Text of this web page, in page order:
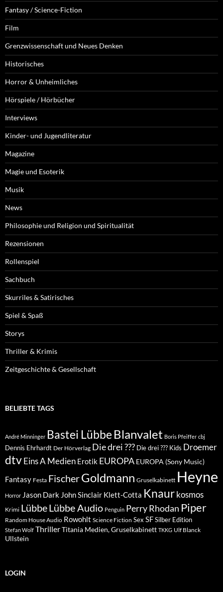
Fantasy / Science-Fiction
Film
Grenzwissenschaft und Neues Denken
Historisches
Horror & Unheimliches
Hörspiele / Hörbücher
Interviews
Kinder- und Jugendliteratur
Magazine
Magie und Esoterik
Musik
News
Philosophie und Religion und Spiritualität
Rezensionen
Rollenspiel
Sachbuch
Skurriles & Satirisches
Spiel & Spaß
Storys
Thriller & Krimis
Zeitgeschichte & Gesellschaft
BELIEBTE TAGS
André Minninger Bastei Lübbe Blanvalet Boris Pfeiffer cbj
Dennis Ehrhardt Der Hörverlag Die drei ??? Die drei ??? Kids Droemer
dtvEins A Medien Erotik EUROPA EUROPA (Sony Music)
Fantasy Festa FischerGoldmann Gruselkabinett Heyne
Horror Jason Dark John Sinclair Klett-Cotta Knaur kosmos
Krimi LübbeLübbe Audio Penguin Perry Rhodan Piper
Random House Audio Rowohlt Science Fiction Sex SFSilber Edition
Stefan Wolf ThrillerTitania Medien, Gruselkabinett TKKG Ulf Blanck
Ullstein
LOGIN